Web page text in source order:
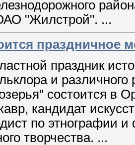
"Жилстрой". ...
праздничное
праздник
и различного
состоится в
кандидат
по этнографии и
творчества. ...